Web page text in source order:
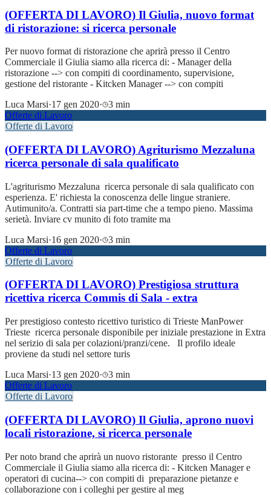
(OFFERTA DI LAVORO) Il Giulia, nuovo format
di ristorazione: si ricerca personale
Per nuovo format di ristorazione che aprirà presso il Centro
Commerciale il Giulia siamo alla ricerca di: - Manager della
ristorazione --> con compiti di coordinamento, supervisione,
gestione del ristorante - Kitcken Manager --> con compiti
Luca Marsi·17 gen 2020·
3 min
Offerte di Lavoro
Offerte di Lavoro
(OFFERTA DI LAVORO) Agriturismo Mezzaluna
ricerca personale di sala qualificato
L'agriturismo Mezzaluna ricerca personale di sala qualificato con
esperienza. E' richiesta la conoscenza delle lingue straniere.
Autimunito/a. Contratti sia part-time che a tempo pieno. Massima
serietà. Inviare cv munito di foto tramite ma
Luca Marsi·16 gen 2020·
3 min
Offerte di Lavoro
Offerte di Lavoro
(OFFERTA DI LAVORO) Prestigiosa struttura
ricettiva ricerca Commis di Sala - extra
Per prestigioso contesto ricettivo turistico di Trieste ManPower
Trieste ricerca personale disponibile per iniziale prestazione in Extra
nel serizio di sala per colazioni/pranzi/cene. Il profilo ideale
proviene da studi nel settore turis
Luca Marsi·13 gen 2020·
3 min
Offerte di Lavoro
Offerte di Lavoro
(OFFERTA DI LAVORO) Il Giulia, aprono nuovi
locali ristorazione, si ricerca personale
Per noto brand che aprirà un nuovo ristorante presso il Centro
Commerciale il Giulia siamo alla ricerca di: - Kitcken Manager e
operatori di cucina--> con compiti di preparazione pietanze e
collaborazione con i colleghi per gestire al meg